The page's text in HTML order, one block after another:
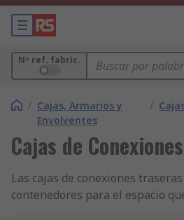
Nº ref. fabric.
/ Cajas, Armarios y
Envolventes
/
Cajas de
Las cajas de conexiones
contenedores para el espacio